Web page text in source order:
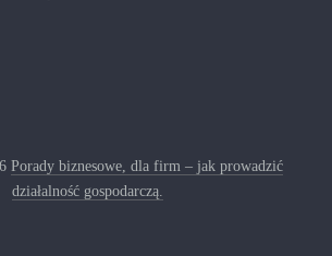
Porady biznesowe, dla firm – jak prowadzić
działalność gospodarczą.